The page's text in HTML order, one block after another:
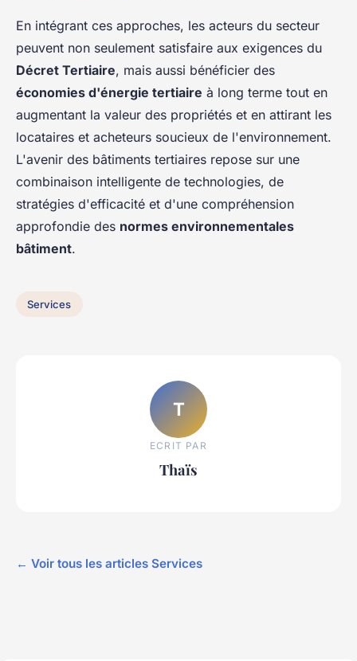
En intégrant ces approches, les acteurs du secteur
peuvent non seulement satisfaire aux exigences du
Décret Tertiaire, mais aussi bénéficier des
économies d'énergie tertiaire à long terme tout en
augmentant la valeur des propriétés et en attirant les
locataires et acheteurs soucieux de l'environnement.
L'avenir des bâtiments tertiaires repose sur une
combinaison intelligente de technologies, de
stratégies d'efficacité et d'une compréhension
approfondie des normes environnementales
bâtiment.
Services
T
ECRIT PAR
Thaïs
← Voir tous les articles Services